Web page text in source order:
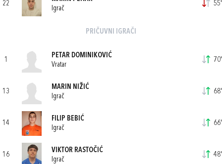
22
Igrač
55'
PRIČUVNI IGRAČI
1
PETAR DOMINIKOVIĆ
Vratar
70'
13
MARIN NIŽIĆ
Igrač
68'
14
FILIP BEBIĆ
Igrač
66'
16
VIKTOR RASTOČIĆ
Igrač
48'